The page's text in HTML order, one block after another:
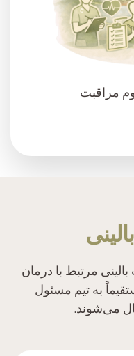
مراقبت
مرتبط با درمان
به تیم مسئول
می‌شوند.